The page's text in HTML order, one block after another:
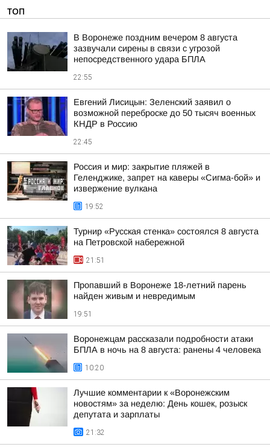
ТОП
В Воронеже поздним вечером 8 августа
зазвучали сирены в связи с угрозой
непосредственного удара БПЛА
22:55
Евгений Лисицын: Зеленский заявил о
возможной переброске до 50 тысяч военных
КНДР в Россию
22:45
Россия и мир: закрытие пляжей в
Геленджике, запрет на каверы «Сигма-бой» и
извержение вулкана
19:52
Турнир «Русская стенка» состоялся 8 августа
на Петровской набережной
21:51
Пропавший в Воронеже 18-летний парень
найден живым и невредимым
19:51
Воронежцам рассказали подробности атаки
БПЛА в ночь на 8 августа: ранены 4 человека
10:20
Лучшие комментарии к «Воронежским
новостям» за неделю: День кошек, розыск
депутата и зарплаты
21:32